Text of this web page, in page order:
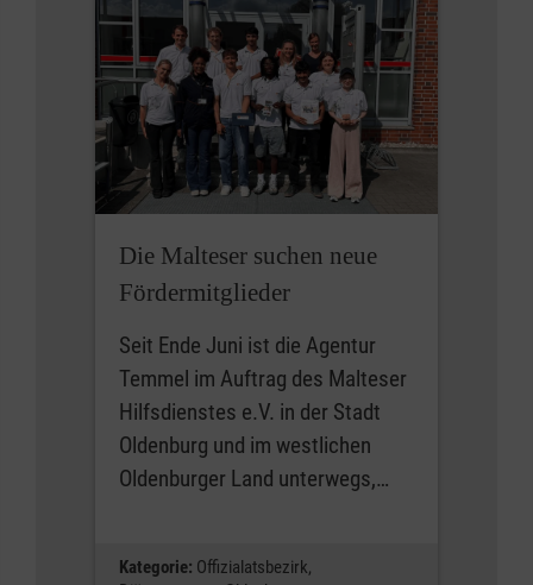
Die Malteser suchen neue
Fördermitglieder
Seit Ende Juni ist die Agentur
Temmel im Auftrag des Malteser
Hilfsdienstes e.V. in der Stadt
Oldenburg und im westlichen
Oldenburger Land unterwegs,…
Kategorie: Offizialatsbezirk,